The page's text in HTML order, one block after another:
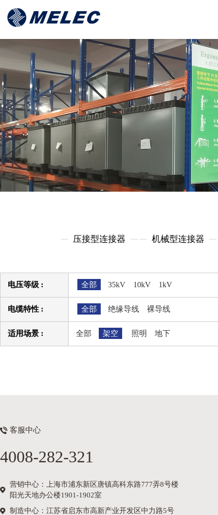
压接型连接器 机械型连接器
电压等级 : 全部 35kV 10kV 1kV
电缆特性 : 全部 绝缘导线 裸导线
适用场景 : 全部 架空 照明 地下
客服中心
4008-282-321
营销中心：上海市浦东新区唐镇高科东路777弄8号楼
阳光天地办公楼1901-1902室
制造中心：江苏省启东市高新产业开发区中力路5号